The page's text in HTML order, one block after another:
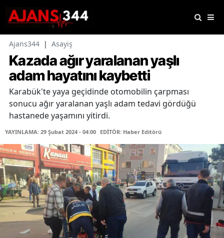
Ajans344 | Asayiş
Kazada ağır yaralanan yaşlı
adam hayatını kaybetti
Karabük'te yaya geçidinde otomobilin çarpması
sonucu ağır yaralanan yaşlı adam tedavi gördüğü
hastanede yaşamını yitirdi.
YAYINLAMA: 29 Şubat 2024 - 04:00 EDİTÖR: Haber Editörü